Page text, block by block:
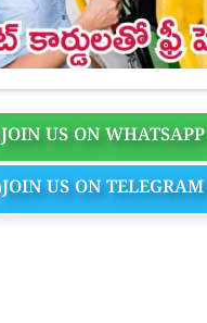
JOIN US ON WHATSAPP
JOIN US ON TELEGRAM